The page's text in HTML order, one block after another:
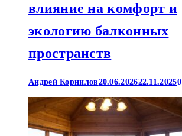
влияние на комфорт и
экологию балконных
пространств
Андрей Корнилов20.06.202622.11.20250